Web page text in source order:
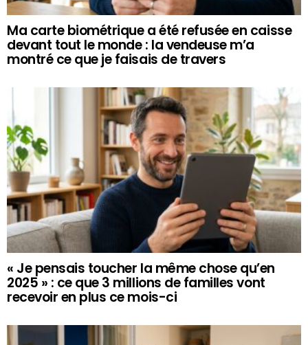
Ma carte biométrique a été refusée en caisse
devant tout le monde : la vendeuse m’a
montré ce que je faisais de travers
« Je pensais toucher la même chose qu’en
2025 » : ce que 3 millions de familles vont
recevoir en plus ce mois-ci